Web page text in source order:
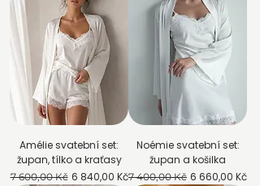
Amélie svatební set:
župan, tílko a kraťasy
Běžná cena
7 600,00 Kč Zvýhodněná cena
6 840,00 Kč
Noémie svatební set:
župan a košilka
Běžná cena
7 400,00 Kč Zvýhodněná
6 660,00 Kč